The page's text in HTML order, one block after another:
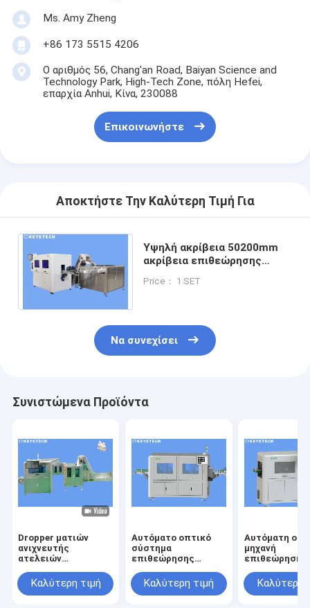
Ms. Amy Zheng
+86 173 5515 4206
Ο αριθμός 56, Chang'an Road, Baiyan Science and
Technology Park, High-Tech Zone, πόλη Hefei,
επαρχία Anhui, Κίνα, 230088
Επικοινωνήστε
Αποκτήστε Την Καλύτερη Τιμή Για
Υψηλή ακρίβεια 50200mm
ακρίβεια επιθεώρησης
επιθεώρησης συσκευασίας
Price： 1 SET
Να συνεχίσει
Συνιστώμενα Προϊόντα
Dropper ματιών
ανιχνευτής
ατελειών
επιθεώρησης ΚΑΠ
μπουκαλιών για την
Καλύτερη τιμή
Αυτόματο οπτικό
σύστημα
επιθεώρησης
για τον ποιοτικό
έλεγχο εικόνας
Καλύτερη τιμή
Αυτόματη
μηχανή
επιθεώρησης
ατέλειας
επιφάνειας
Καλύτερη